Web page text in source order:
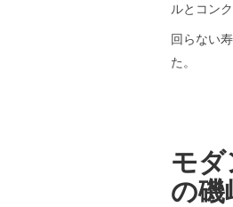
ルとコン
回らない
た。
モ
の磯